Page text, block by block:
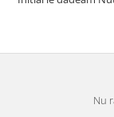
nu o mananca cu
sunt multumit si
Nu